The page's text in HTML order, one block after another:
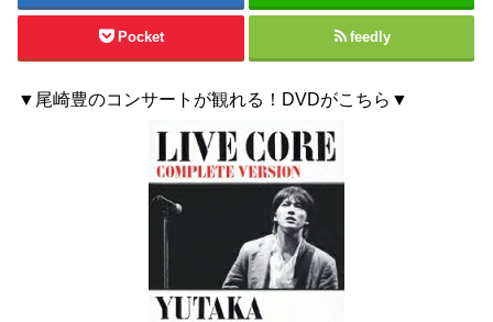
Pocket feedly
▼尾崎豊のコンサートが観れる！DVDがこちら▼